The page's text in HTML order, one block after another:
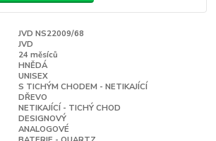
JVD NS22009/68
JVD
24 měsíců
HNĚDÁ
UNISEX
S TICHÝM CHODEM - NETIKAJÍCÍ
DŘEVO
NETIKAJÍCÍ - TICHÝ CHOD
DESIGNOVÝ
ANALOGOVÉ